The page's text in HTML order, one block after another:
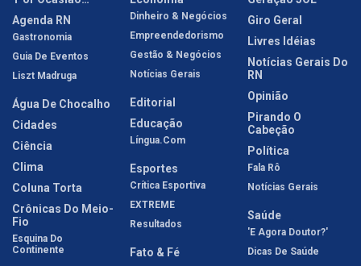
Agenda RN
Gastronomia
Guia De Eventos
Liszt Madruga
Água De Chocalho
Cidades
Ciência
Clima
Coluna Torta
Crônicas Do Meio-
Fio
Esquina Do
Continente
Dinheiro & Negócios
Empreendedorismo
Gestão & Negócios
Notícias Gerais
Editorial
Educação
Língua.com
Esportes
Crítica Esportiva
EXTREME
Resultados
Fato & Fé
Giro Geral
Livres Idéias
Notícias Gerais Do
RN
Opinião
Pirando O
Cabeção
Política
Fala Rô
Notícias Gerais
Saúde
'E Agora Doutor?'
Dicas De Saúde